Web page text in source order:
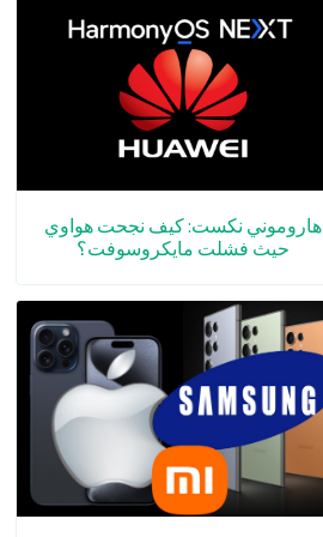
هاروموني نكست: كيف نجحت هواوي
حيث فشلت مايكروسوفت؟